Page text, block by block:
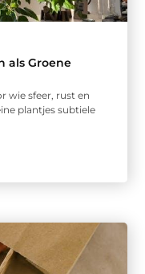
als Groene
wie sfeer, rust en
plantjes subtiele